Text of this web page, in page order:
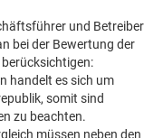
und Betreiber
bei der Bewertung der
handelt es sich um
somit sind
zu beachten.
müssen neben den